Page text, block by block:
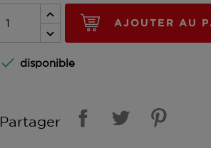
AJOUTER AU
 disponible
Partager